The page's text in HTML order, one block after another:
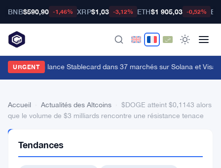
BNB$590,90 -1,46% XRP$1,03 -3,12% ETH$1 905,03 -0,52%
URGENT
Union lance Stablecard dans 37 marchés sur Solana et Visa
Accueil Actualités des Altcoins
$DOGE atteint $0,1143 alors
que le volume de $3 milliards rencontre une résistance tenace
DES
ALTCOINS
Tendances